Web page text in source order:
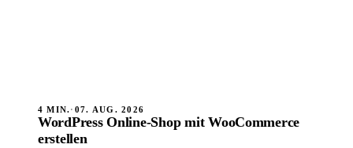
4 MIN.· 07. AUG. 2026
WordPress Online-Shop mit WooCommerce
erstellen